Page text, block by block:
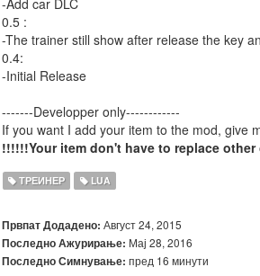
-Add car DLC
0.5 :
-The trainer still show after release the key
0.4:
-Initial Release
-------Developper only------------
If you want I add your item to the mod, give
!!!!!!Your item don't have to replace
ТРЕИНЕР LUA
Првпат Додадено: Август 24, 2015
Последно Ажурирање: Мај 28, 2016
Последно Симнување: пред 16 минути